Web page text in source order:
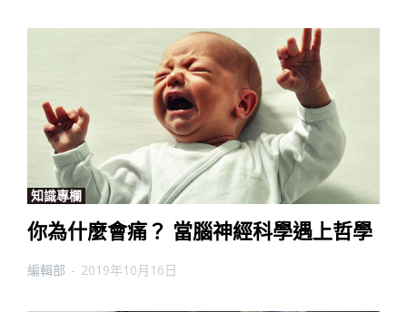
知識專欄
你為什麼會痛？ 當腦神經科學遇上哲學
編輯部 - 2019年10月16日